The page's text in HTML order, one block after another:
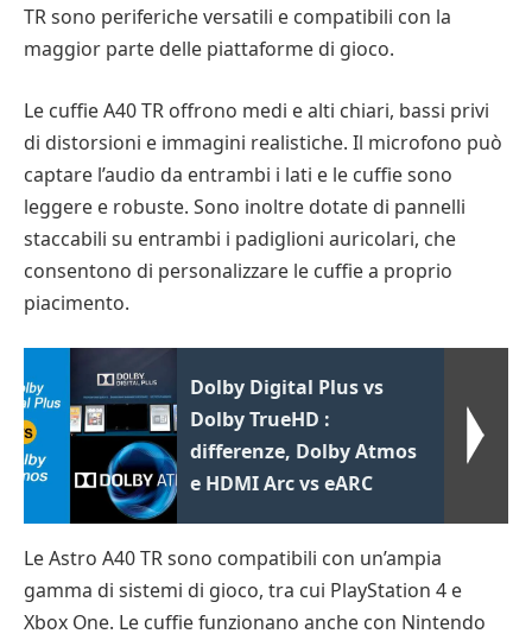
TR sono periferiche versatili e compatibili con la
maggior parte delle piattaforme di gioco.
Le cuffie A40 TR offrono medi e alti chiari, bassi privi
di distorsioni e immagini realistiche. Il microfono può
captare l’audio da entrambi i lati e le cuffie sono
leggere e robuste. Sono inoltre dotate di pannelli
staccabili su entrambi i padiglioni auricolari, che
consentono di personalizzare le cuffie a proprio
piacimento.
Dolby Digital Plus vs
Dolby TrueHD :
differenze, Dolby Atmos
e HDMI Arc vs eARC
Le Astro A40 TR sono compatibili con un’ampia
gamma di sistemi di gioco, tra cui PlayStation 4 e
Xbox One. Le cuffie funzionano anche con Nintendo